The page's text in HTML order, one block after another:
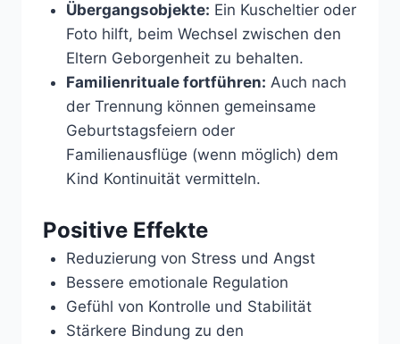
Übergangsobjekte: Ein Kuscheltier oder
Foto hilft, beim Wechsel zwischen den
Eltern Geborgenheit zu behalten.
Familienrituale fortführen: Auch nach
der Trennung können gemeinsame
Geburtstagsfeiern oder
Familienausflüge (wenn möglich) dem
Kind Kontinuität vermitteln.
Positive Effekte
Reduzierung von Stress und Angst
Bessere emotionale Regulation
Gefühl von Kontrolle und Stabilität
Stärkere Bindung zu den